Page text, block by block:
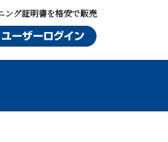
ング証明書を格安で販売